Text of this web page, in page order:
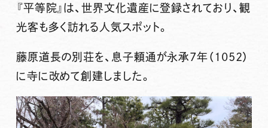
『平等院 』は、世界文化遺産に登録されており、観
光客も多く訪れる人気スポット。
藤原道長の別荘を、息子頼通が永承7年（1052）
に寺に改めて創建しました。